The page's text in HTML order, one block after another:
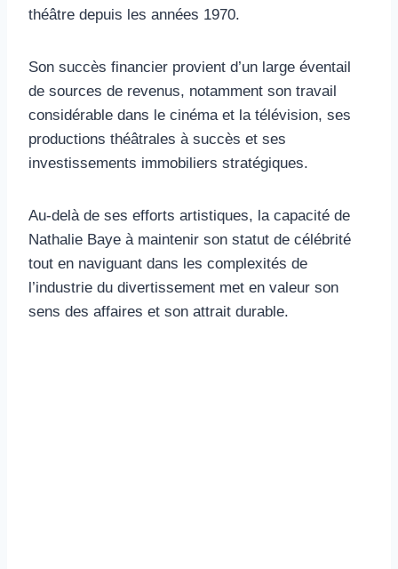
théâtre depuis les années 1970.
Son succès financier provient d’un large éventail
de sources de revenus, notamment son travail
considérable dans le cinéma et la télévision, ses
productions théâtrales à succès et ses
investissements immobiliers stratégiques.
Au-delà de ses efforts artistiques, la capacité de
Nathalie Baye à maintenir son statut de célébrité
tout en naviguant dans les complexités de
l’industrie du divertissement met en valeur son
sens des affaires et son attrait durable.